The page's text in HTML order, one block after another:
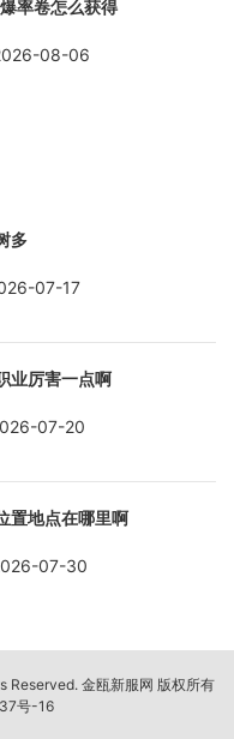
率卷怎么获得
08-06
多
07-17
业厉害一点啊
07-20
置地点在哪里啊
07-30
金瓯新服网 版权所有
号-16